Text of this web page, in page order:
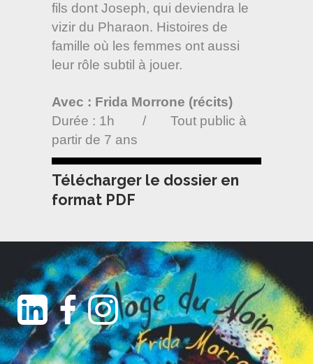
fils dont Joseph, qui deviendra le
vizir du Pharaon. Histoires de
famille où les femmes ont aussi
leur rôle subtil à jouer.
Avec : Frida Morrone (récits)
Durée : 1h / Tout public à
partir de 7 ans
Télécharger le dossier en
format PDF